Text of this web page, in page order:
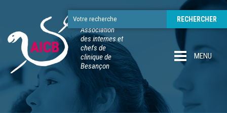
Association
des internes et
chefs de
clinique de
Besançon
MENU